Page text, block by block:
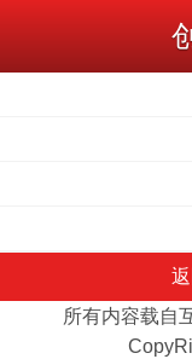
所有内容载自